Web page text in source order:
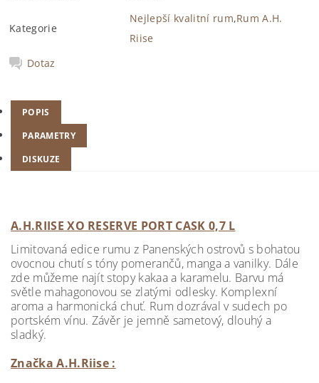
Kategorie
Nejlepší kvalitní rum,Rum A.H.
Riise
Dotaz
POPIS
PARAMETRY
DISKUZE
A.H.RIISE XO RESERVE PORT CASK 0,7 L
Limitovaná edice rumu z Panenských ostrovů s bohatou
ovocnou chutí s tóny pomerančů, manga a vanilky. Dále
zde můžeme najít stopy kakaa a karamelu. Barvu má
světle mahagonovou se zlatými odlesky. Komplexní
aroma a harmonická chuť. Rum dozrával v sudech po
portském vínu. Závěr je jemně sametový, dlouhý a
sladký.
Značka A.H.Riise :